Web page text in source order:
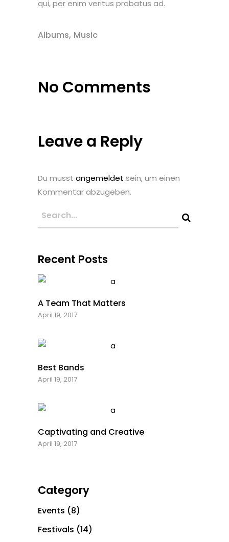
qui, per enim veritus probatus ad.
Albums, Music
No Comments
Leave a Reply
Du musst angemeldet sein, um einen
Kommentar abzugeben.
Recent Posts
A Team That Matters
April 19, 2017
Best Bands
April 19, 2017
Captivating and Creative
April 19, 2017
Category
Events (8)
Festivals (14)